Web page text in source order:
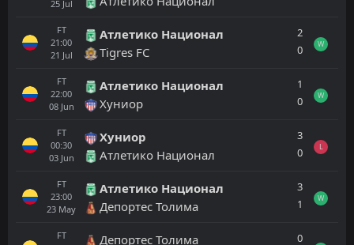
25 Jul
FT
21:00
21 Jul
Атлетико Национал
Tigres FC
2
0
W
FT
22:00
08 Jun
Атлетико Национал
Хуниор
1
0
W
FT
00:30
03 Jun
Хуниор
Атлетико Национал
3
0
L
FT
23:00
23 May
Атлетико Национал
Депортес Толима
3
1
W
FT
Депортес Толима
0